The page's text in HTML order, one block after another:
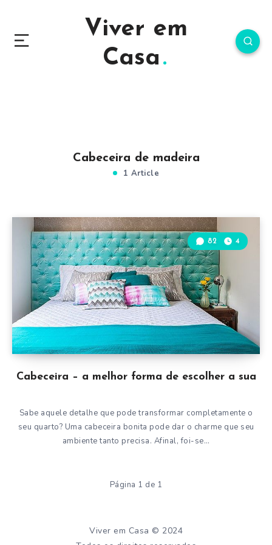
Viver em
Casa
Cabeceira de madeira
1 Article
Cabeceira – a melhor forma de escolher a sua
82 4
Sabe aquele detalhe que pode transformar completamente o
seu quarto? Uma cabeceira bonita pode dar o charme que seu
ambiente tanto precisa. Afinal, foi-se…
Página 1 de 1
Viver em Casa © 2024